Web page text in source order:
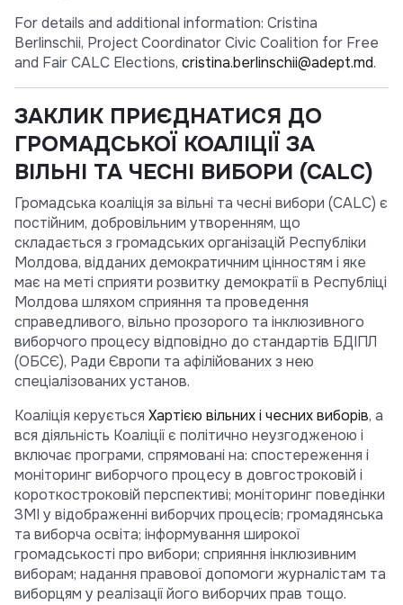
For details and additional information: Cristina
Berlinschii, Project Coordinator Civic Coalition for Free
and Fair CALC Elections, cristina.berlinschii@adept.md.
ЗАКЛИК ПРИЄДНАТИСЯ ДО
ГРОМАДСЬКОЇ КОАЛІЦІЇ ЗА
ВІЛЬНІ ТА ЧЕСНІ ВИБОРИ (CALC)
Громадська коаліція за вільні та чесні вибори (CALC) є
постійним, добровільним утворенням, що
складається з громадських організацій Республіки
Молдова, відданих демократичним цінностям і яке
має на меті сприяти розвитку демократії в Республіці
Молдова шляхом сприяння та проведення
справедливого, вільно прозорого та інклюзивного
виборчого процесу відповідно до стандартів БДІПЛ
(ОБСЄ), Ради Європи та афілійованих з нею
спеціалізованих установ.
Коаліція керується Хартією вільних і чесних виборів, а
вся діяльність Коаліції є політично неузгодженою і
включає програми, спрямовані на: спостереження і
моніторинг виборчого процесу в довгостроковій і
короткостроковій перспективі; моніторинг поведінки
ЗМІ у відображенні виборчих процесів; громадянська
та виборча освіта; інформування широкої
громадськості про вибори; сприяння інклюзивним
виборам; надання правової допомоги журналістам та
виборцям у реалізації його виборчих прав тощо.